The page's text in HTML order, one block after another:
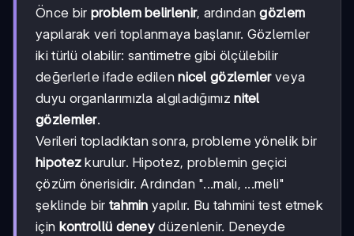
Önce bir problem belirlenir, ardındangözlem
yapılarak veri toplanmaya başlanır. Gözlemler
iki türlü olabilir: santimetre gibi ölçülebilir
değerlerle ifade edilennicel gözlemlerveya
duyu organlarımızla algıladığımıznitel
gözlemler.
Verileri topladıktan sonra, probleme yönelik bir
hipotez kurulur. Hipotez, problemin geçici
çözüm önerisidir. Ardından "...malı, ...meli"
şeklinde bir tahmin yapılır. Bu tahmini test etmek
için kontrollü deney düzenlenir. Deneyde